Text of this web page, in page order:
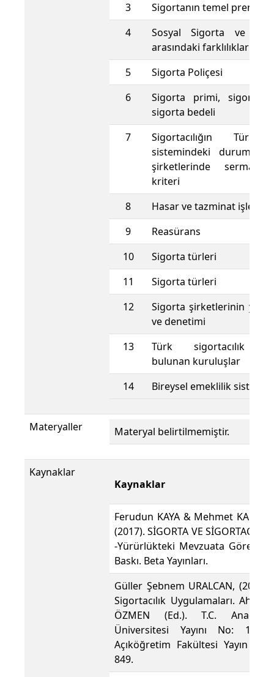
3
Sigortanın temel
4
Sosyal Sigorta ve
arasındaki farklılıklar
5
Sigorta Poliçesi
6
Sigorta primi, sigorta
sigorta bedeli
7
Sigortacılığın
sistemindeki durumu
şirketlerinde sermaye
kriteri
8
Hasar ve tazminat
9
Reasürans
10
Sigorta türleri
11
Sigorta türleri
12
Sigorta şirketlerinin
ve denetimi
13
Türk sigortacılık
bulunan kuruluşlar
14
Bireysel emeklilik sistemi
Materyaller Materyal belirtilmemiştir.
Kaynaklar
Kaynaklar
Ferudun KAYA & Mehmet KAHYA,
(2017). SİGORTA VE SİGORTACILIK
-Yürürlükteki Mevzuata Göre-, 1.
Baskı. Beta Yayınları.
Güller Şebnem URALCAN, (2010).
Sigortacılık Uygulamaları. Ahmet
ÖZMEN (Ed.). T.C. Anadolu
Üniversitesi Yayını No: 1626,
Açıköğretim Fakültesi Yayın No:
849.